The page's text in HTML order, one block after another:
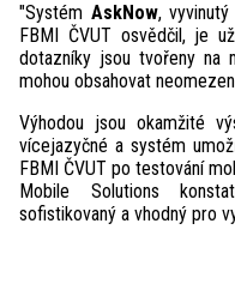
"Systém AskNow,
FBMI ČVUT osvědčil, je
dotazníky jsou tvořeny na
mohou obsahovat
Výhodou jsou okamžité
vícejazyčné a systém
FBMI ČVUT po testování
Mobile Solutions
sofistikovaný a vhodný pro